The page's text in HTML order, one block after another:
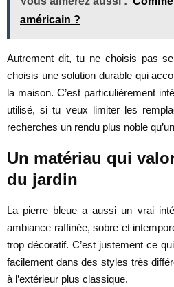
américain ?
Autrement dit, tu ne choisis pas
choisis une solution durable qui
la maison. C’est particulièrement
utilisé, si tu veux limiter les
recherches un rendu plus noble
Un matériau qui
du jardin
La pierre bleue a aussi un vrai
ambiance raffinée, sobre et
trop décoratif. C’est justement ce
facilement dans des styles très
à l’extérieur plus classique.